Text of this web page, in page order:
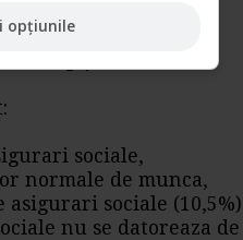
contributiilor sociale
platitorul de venit,
angajatorului.
sociale,
normale de munca,
sociale (10,5%)
nu se datoreaza de
opțiunile